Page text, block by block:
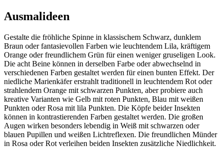
Ausmalideen
Gestalte die fröhliche Spinne in klassischem Schwarz, dunklem
Braun oder fantasievollen Farben wie leuchtendem Lila, kräftigem
Orange oder freundlichem Grün für einen weniger gruseligen Look.
Die acht Beine können in derselben Farbe oder abwechselnd in
verschiedenen Farben gestaltet werden für einen bunten Effekt. Der
niedliche Marienkäfer erstrahlt traditionell in leuchtendem Rot oder
strahlendem Orange mit schwarzen Punkten, aber probiere auch
kreative Varianten wie Gelb mit roten Punkten, Blau mit weißen
Punkten oder Rosa mit lila Punkten. Die Köpfe beider Insekten
können in kontrastierenden Farben gestaltet werden. Die großen
Augen wirken besonders lebendig in Weiß mit schwarzen oder
blauen Pupillen und weißen Lichtreflexen. Die freundlichen Münder
in Rosa oder Rot verleihen beiden Insekten zusätzliche Niedlichkeit.